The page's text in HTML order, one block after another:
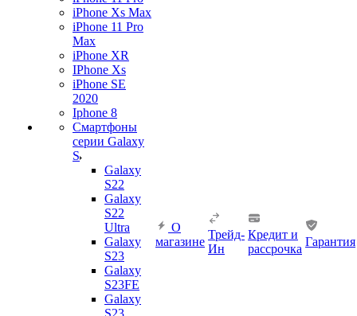
iPhone Xs Max
iPhone 11 Pro
Max
iPhone XR
IPhone Xs
iPhone SE
2020
Iphone 8
Смартфоны
серии Galaxy
S
Galaxy
S22
Galaxy
S22
Ultra
Galaxy
S23
Galaxy
S23FE
Galaxy
S23
О
магазине
Трейд-
Ин
Кредит и
рассрочка
Гарантия